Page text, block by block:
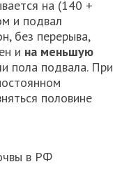
на (140 +
и подвал
без перерыва,
и на меньшую
пола подвала. При
половине
в РФ